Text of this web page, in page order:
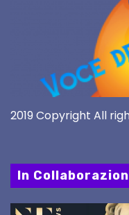
2019 Copyright All
In